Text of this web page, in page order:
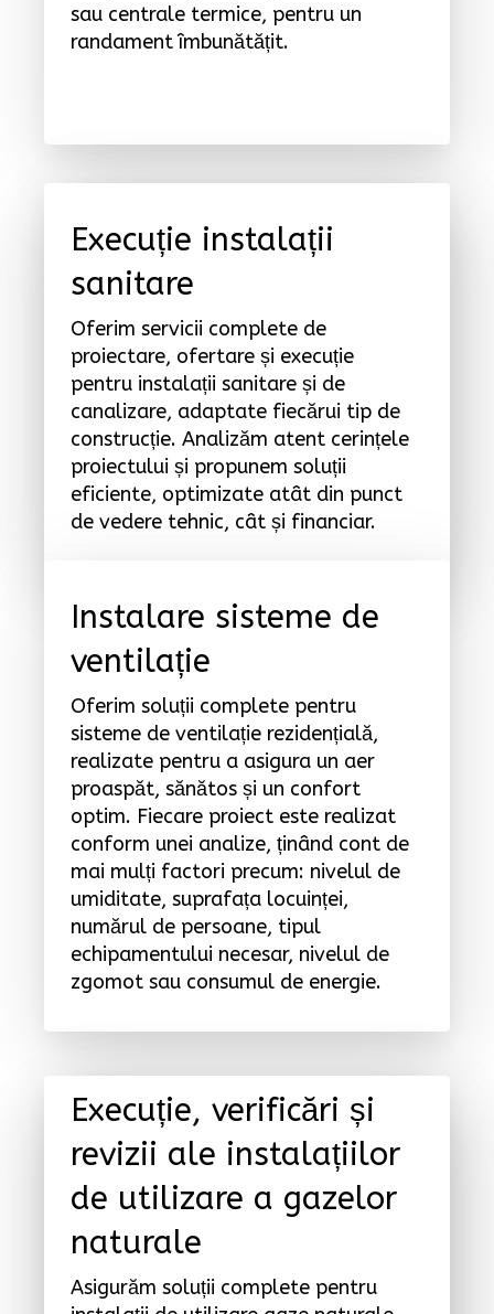
sau centrale termice, pentru un
randament îmbunătățit.
Execuție instalații
sanitare
Oferim servicii complete de
proiectare, ofertare și execuție
pentru instalații sanitare și de
canalizare, adaptate fiecărui tip de
construcție. Analizăm atent cerințele
proiectului și propunem soluții
eficiente, optimizate atât din punct
de vedere tehnic, cât și financiar.
Instalare sisteme de
ventilație
Oferim soluții complete pentru
sisteme de ventilație rezidențială,
realizate pentru a asigura un aer
proaspăt, sănătos și un confort
optim. Fiecare proiect este realizat
conform unei analize, ținând cont de
mai mulți factori precum: nivelul de
umiditate, suprafața locuinței,
numărul de persoane, tipul
echipamentului necesar, nivelul de
zgomot sau consumul de energie.
Execuție, verificări și
revizii ale instalațiilor
de utilizare a gazelor
naturale
Asigurăm soluții complete pentru